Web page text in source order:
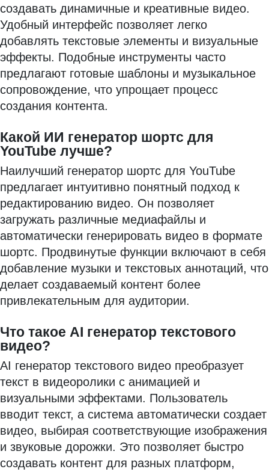
создавать динамичные и креативные видео.
Удобный интерфейс позволяет легко
добавлять текстовые элементы и визуальные
эффекты. Подобные инструменты часто
предлагают готовые шаблоны и музыкальное
сопровождение, что упрощает процесс
создания контента.
Какой ИИ генератор шортс для
YouTube лучше?
Наилучший генератор шортс для YouTube
предлагает интуитивно понятный подход к
редактированию видео. Он позволяет
загружать различные медиафайлы и
автоматически генерировать видео в формате
шортс. Продвинутые функции включают в себя
добавление музыки и текстовых аннотаций, что
делает создаваемый контент более
привлекательным для аудитории.
Что такое AI генератор текстового
видео?
AI генератор текстового видео преобразует
текст в видеоролики с анимацией и
визуальными эффектами. Пользователь
вводит текст, а система автоматически создает
видео, выбирая соответствующие изображения
и звуковые дорожки. Это позволяет быстро
создавать контент для разных платформ,